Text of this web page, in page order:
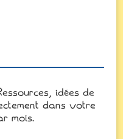
idées de
dans votre
mois.